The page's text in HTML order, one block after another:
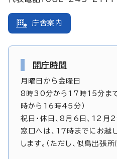
庁舎案内
開庁時間
月曜日から金曜日
8時30分から17時15分まで
時から16時45分）
祝日・休日、8月6日、12
窓口へは、17時までにお越
します。（ただし、似島出張